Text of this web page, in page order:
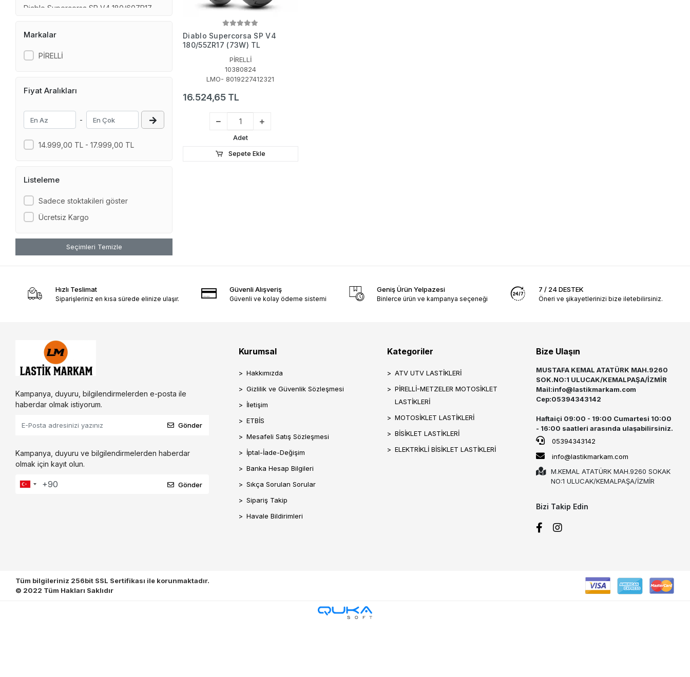
Diablo Supercorsa SP V4 180/60ZR17
Diablo Supercorsa SP V4 180/55ZR17
Diablo Supercorsa SP V4 140/70ZR17
(58W) TL
Diablo Supercorsa SP V4 110/70ZR17
54W TL
(80W) TL
(73W) TL
Diablo Rosso IV Corsa 180/55ZR17
(73W) TL
Diablo Rosso IV Corsa 150/60ZR17
Markalar
PİRELLİ
Fiyat Aralıkları
-
14.999,00 TL - 17.999,00 TL
Listeleme
Sadece stoktakileri göster
Ücretsiz Kargo
Seçimleri Temizle
Diablo Supercorsa SP V4
180/55ZR17 (73W) TL
PİRELLİ
10380824
LMO- 8019227412321
16.524,65 TL
Adet
Sepete Ekle
Hızlı Teslimat
Siparişleriniz en kısa sürede elinize ulaşır.
Güvenli Alışveriş
Güvenli ve kolay ödeme sistemi
Geniş Ürün Yelpazesi
Binlerce ürün ve kampanya seçeneği
7 / 24 DESTEK
Öneri ve şikayetlerinizi bize iletebilirsiniz.
Kampanya, duyuru, bilgilendirmelerden e-posta ile
haberdar olmak istiyorum.
Gönder
Kampanya, duyuru ve bilgilendirmelerden haberdar
olmak için kayıt olun.
Gönder
Kurumsal
Hakkımızda
Gizlilik ve Güvenlik Sözleşmesi
İletişim
ETBİS
Mesafeli Satış Sözleşmesi
İptal-İade-Değişim
Banka Hesap Bilgileri
Sıkça Sorulan Sorular
Sipariş Takip
Havale Bildirimleri
Kategoriler
ATV UTV LASTİKLERİ
PİRELLİ-METZELER MOTOSİKLET
LASTİKLERİ
MOTOSİKLET LASTİKLERİ
BİSİKLET LASTİKLERİ
ELEKTRİKLİ BİSİKLET LASTİKLERİ
Bize Ulaşın
MUSTAFA KEMAL ATATÜRK MAH.9260
SOK.NO:1 ULUCAK/KEMALPAŞA/İZMİR
Mail:info@lastikmarkam.com
Cep:05394343142
Haftaiçi 09:00 - 19:00 Cumartesi 10:00
- 16:00 saatleri arasında ulaşabilirsiniz.
05394343142
info@lastikmarkam.com
M.KEMAL ATATÜRK MAH.9260 SOKAK
NO:1 ULUCAK/KEMALPAŞA/İZMİR
Bizi Takip Edin
Tüm bilgileriniz 256bit SSL Sertifikası ile korunmaktadır.
© 2022 Tüm Hakları Saklıdır